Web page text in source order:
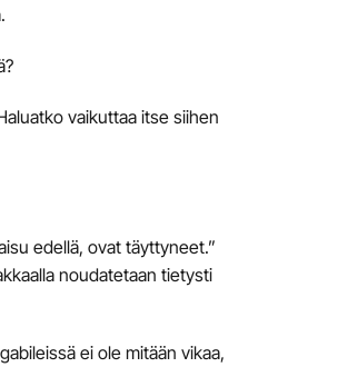
vaikuttaa itse siihen
edellä, ovat täyttyneet.”
noudatetaan tietysti
ei ole mitään vikaa,